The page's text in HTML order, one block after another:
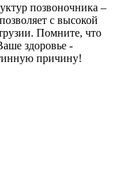
позвоночника –
с высокой
Помните, что
здоровье -
причину!